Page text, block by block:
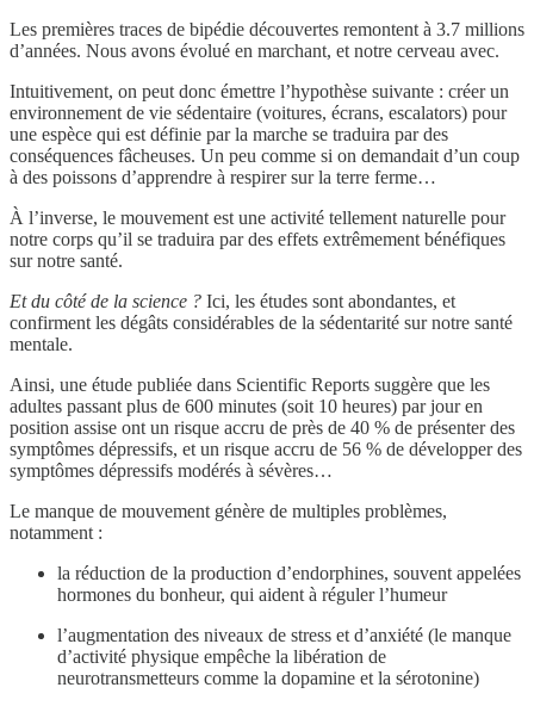
Les premières traces de bipédie découvertes remontent à 3.7 millions
d’années. Nous avons évolué en marchant, et notre cerveau avec.
Intuitivement, on peut donc émettre l’hypothèse suivante : créer un
environnement de vie sédentaire (voitures, écrans, escalators) pour
une espèce qui est définie par la marche se traduira par des
conséquences fâcheuses. Un peu comme si on demandait d’un coup
à des poissons d’apprendre à respirer sur la terre ferme…
À l’inverse, le mouvement est une activité tellement naturelle pour
notre corps qu’il se traduira par des effets extrêmement bénéfiques
sur notre santé.
Et du côté de la science ? Ici, les études sont abondantes, et
confirment les dégâts considérables de la sédentarité sur notre santé
mentale.
Ainsi, une étude publiée dans Scientific Reports suggère que les
adultes passant plus de 600 minutes (soit 10 heures) par jour en
position assise ont un risque accru de près de 40 % de présenter des
symptômes dépressifs, et un risque accru de 56 % de développer des
symptômes dépressifs modérés à sévères…
Le manque de mouvement génère de multiples problèmes,
notamment :
la réduction de la production d’endorphines, souvent appelées
hormones du bonheur, qui aident à réguler l’humeur
l’augmentation des niveaux de stress et d’anxiété (le manque
d’activité physique empêche la libération de
neurotransmetteurs comme la dopamine et la sérotonine)